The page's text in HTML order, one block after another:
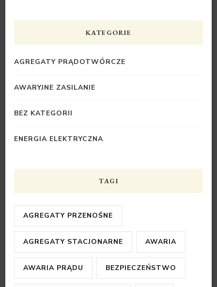
KATEGORIE
AGREGATY PRĄDOTWÓRCZE
AWARYJNE ZASILANIE
BEZ KATEGORII
ENERGIA ELEKTRYCZNA
TAGI
AGREGATY PRZENOŚNE
AGREGATY STACJONARNE AWARIA
AWARIA PRĄDU BEZPIECZEŃSTWO